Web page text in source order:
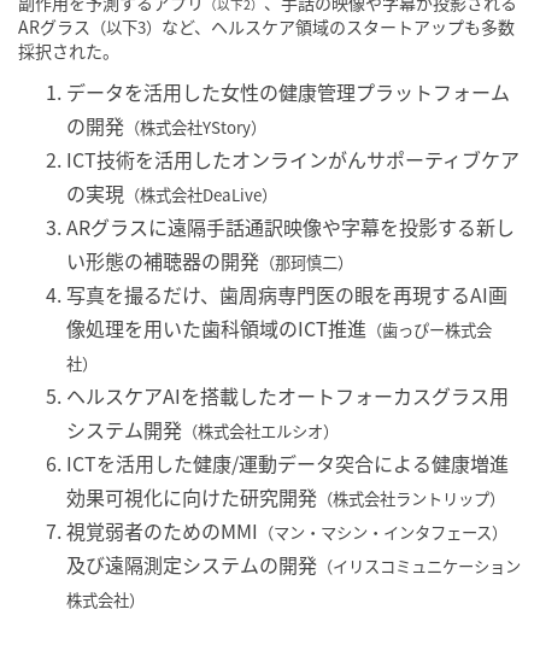
（以下2）
ARグラス （以下3） など、ヘルスケア領域のスタートアップも多数
採択された。
データを活用した女性の健康管理プラットフォーム
の開発 （株式会社YStory）
ICT技術を活用したオンラインがんサポーティブケア
の実現 （株式会社DeaLive）
ARグラスに遠隔手話通訳映像や字幕を投影する新し
い形態の補聴器の開発 （那珂慎二）
写真を撮るだけ、歯周病専門医の眼を再現するAI画
像処理を用いた歯科領域のICT推進 （歯っぴー株式会
社）
ヘルスケアAIを搭載したオートフォーカスグラス用
システム開発 （株式会社エルシオ）
ICTを活用した健康/運動データ突合による健康増進
効果可視化に向けた研究開発 （株式会社ラントリップ）
視覚弱者のためのMMI （マン・マシン・インタフェース）
及び遠隔測定システムの開発 （イリスコミュニケーション
株式会社）